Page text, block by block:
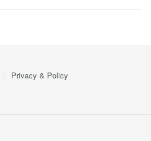
Privacy & Policy